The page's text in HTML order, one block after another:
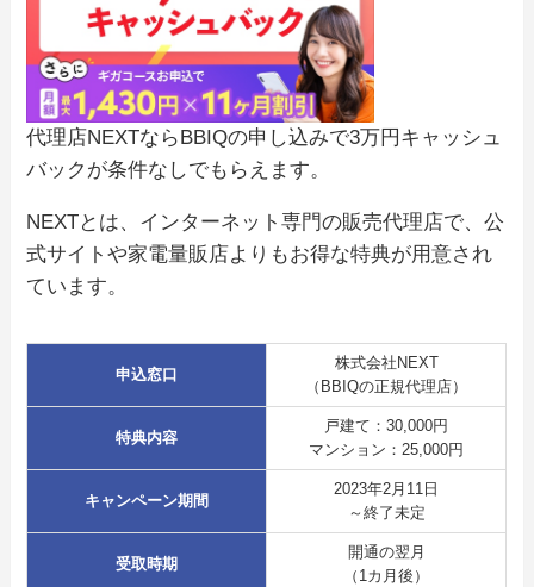
代理店NEXTならBBIQの申し込みで3万円キャッシュ
バックが条件なしでもらえます。
NEXTとは、インターネット専門の販売代理店で、公
式サイトや家電量販店よりもお得な特典が用意され
ています。
申込窓口
株式会社NEXT
（BBIQの正規代理店）
特典内容
戸建て：30,000円
マンション：25,000円
キャンペーン期間
2023年2月11日
～終了未定
受取時期
開通の翌月
（1カ月後）